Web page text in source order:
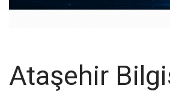
Ataşehir